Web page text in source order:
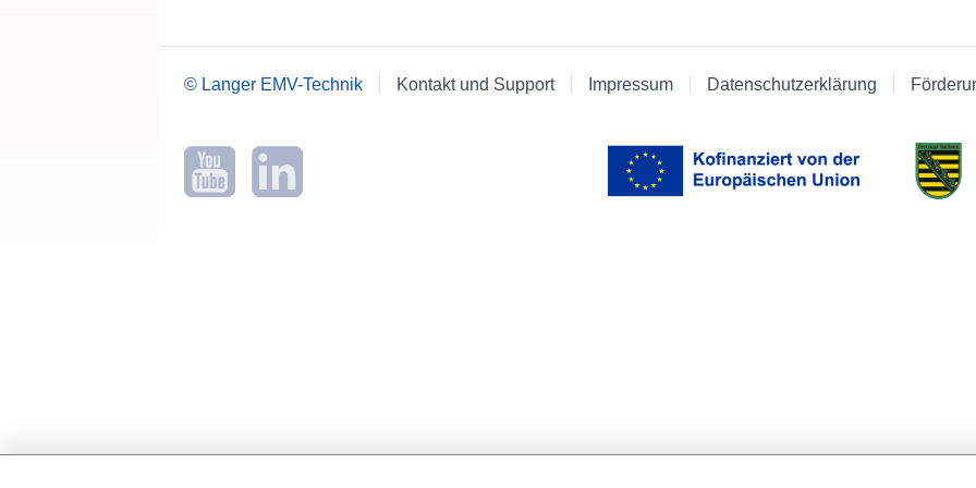
© Langer EMV-Technik Kontakt und Support Impressum Datenschutzerklärung